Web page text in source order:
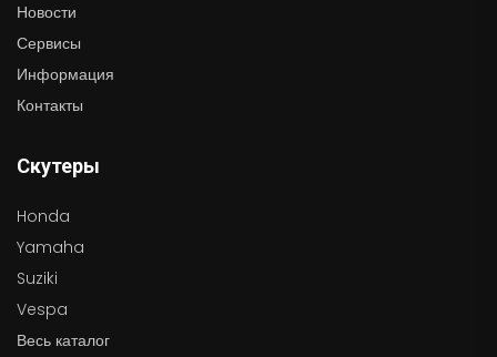
Новости
Сервисы
Информация
Контакты
Скутеры
Honda
Yamaha
Suziki
Vespa
Весь каталог